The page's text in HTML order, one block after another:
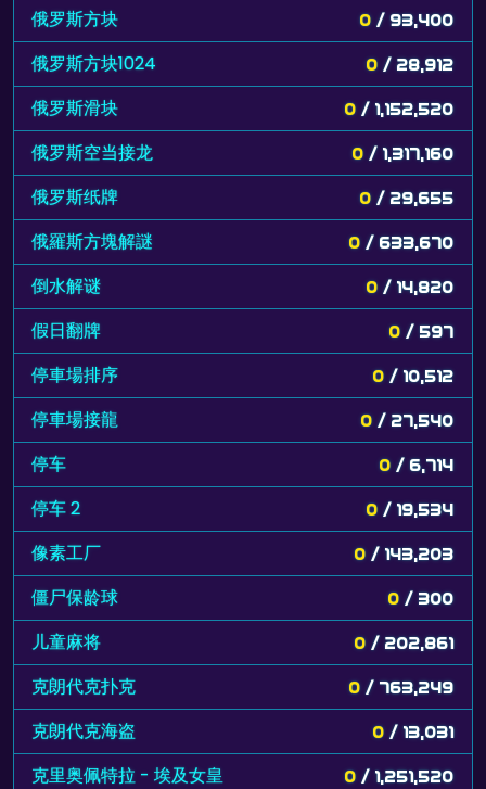
俄罗斯方块 0 / 93,400
俄罗斯方块1024 0 / 28,912
俄罗斯滑块 0 / 1,152,520
俄罗斯空当接龙 0 / 1,317,160
俄罗斯纸牌 0 / 29,655
俄羅斯方塊解謎 0 / 633,670
倒水解谜 0 / 14,820
假日翻牌 0 / 597
停車場排序 0 / 10,512
停車場接龍 0 / 27,540
停车 0 / 6,714
停车 2 0 / 19,534
像素工厂 0 / 143,203
僵尸保龄球 0 / 300
儿童麻将 0 / 202,861
克朗代克扑克 0 / 763,249
克朗代克海盗 0 / 13,031
克里奥佩特拉 - 埃及女皇 0 / 1,251,520